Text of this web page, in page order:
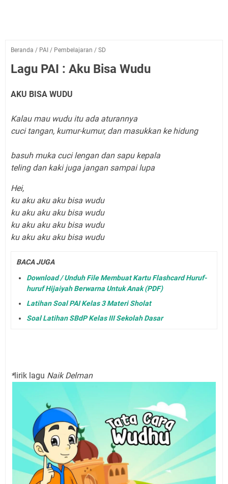
Beranda / PAI / Pembelajaran / SD
Lagu PAI : Aku Bisa Wudu
AKU BISA WUDU
Kalau mau wudu itu ada aturannya
cuci tangan, kumur-kumur, dan masukkan ke hidung
basuh muka cuci lengan dan sapu kepala
teling dan kaki juga jangan sampai lupa
Hei,
ku aku aku aku bisa wudu
ku aku aku aku bisa wudu
ku aku aku aku bisa wudu
ku aku aku aku bisa wudu
BACA JUGA
Download / Unduh File Membuat Kartu Flashcard Huruf-
huruf Hijaiyah Berwarna Untuk Anak (PDF)
Latihan Soal PAI Kelas 3 Materi Sholat
Soal Latihan SBdP Kelas III Sekolah Dasar
*lirik lagu Naik Delman